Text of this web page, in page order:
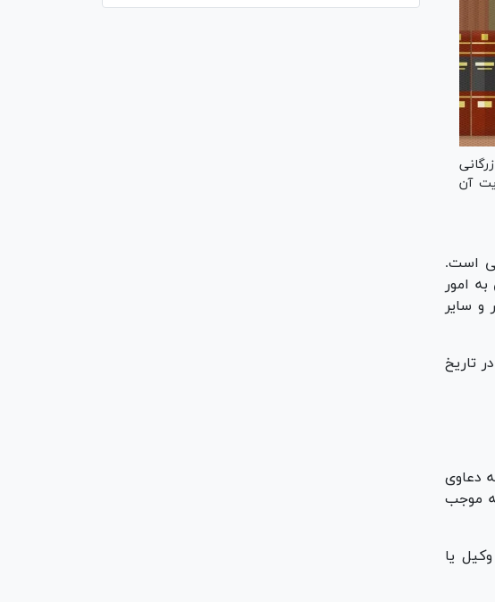
آن
است.
امور
و سایر
و در تاریخ
دعاوی
موجب
یا